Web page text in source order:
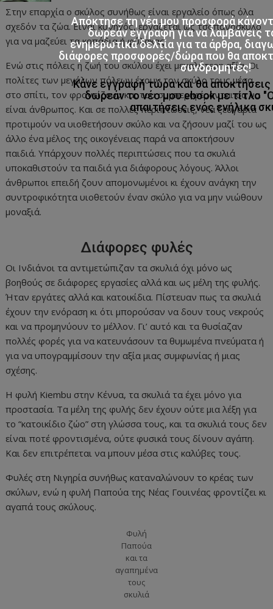
Στην επαρχία ο σκύλος συνήθως είναι εργαλείο όπως όλα
σχεδόν τα ζώα. Είναι κυνηγός, εργάζεται ως τσοπανόσκυλο
για να μαζεύει τα κοπάδια ή φύλακας.
Ενώ στις πόλεις η ζωή του σκύλου έχει μεγαλύτερη αξία. Οι
πολίτες των μεγάλων πόλεων έχουν τον σκύλο τους μέσα
στο σπίτι, τον φροντίζουν και του συμπεριφέρονται σα να
είναι άνθρωπος. Και σε πολλές περιπτώσεις, νέα ζευγάρια
προτιμούν να υιοθετήσουν σκύλο και να ζήσουν μαζί του ως
άλλο ένα μέλος της οικογένειας παρά να αποκτήσουν
παιδιά. Υπάρχουν πολλές περιπτώσεις που τα σκυλιά
υποκαθιστούν τα παιδιά για διάφορους λόγους. Άλλοι
άνθρωποι επειδή ζουν απομονωμένοι κι έχουν ανάγκη την
συντροφικότητα υιοθετούν έναν σκύλο για να μην νιώθουν
μοναξιά.
Διάφορες φυλές
Οι Ινδιάνοι τα αντιμετώπιζαν τα σκυλιά όχι μόνο ως
βοηθούς σε διάφορες εργασίες αλλά και ως μέλη της φυλής.
Ήταν εργάτες αλλά και κατοικίδια. Πίστευαν πως τα σκυλιά
έχουν την ενόραση κι ότι μπορούσαν να δουν τους νεκρούς
και να προμηνύουν το μέλλον. Γι’ αυτό και τα θυσίαζαν
πολλές φορές για να κατευνάσουν τα θυμωμένα πνεύματα ή
για να υπογραμμίσουν την αξία μιας συμφωνίας ή μιας
σχέσης.
Η φυλή Kiembu στην Κένυα, τα σκυλιά τα έχει μόνο για
προστασία. Τα μέλη της φυλής δεν έχουν ούτε μια λέξη για
το “κατοικίδιο ζώο” στη γλώσσα τους, και τα σκυλιά τους δεν
είναι ποτέ φροντισμένα, ούτε φυσικά τους δίνουν αγάπη.
Και δεν επιτρέπεται να μπουν μέσα στις καλύβες τους.
Φυλές στη Νιγηρία συνήθως καταναλώνουν το κρέας των
σκύλων, ενώ η φυλή Παπούα της Νέας Γουινέας φροντίζει κι
αγαπά τους σκύλους.
Φυλή
Παπούα
και τα
αγαπημένα
τους
σκυλιά
Απόκτησε τη νέα μου προσφορά
δωρεάν εγγραφή για να λαμβάνεις
ενημερωτικά δελτία για τα άρθρα,
διάφορες προσφορές/δώρα που θα
συνδρομητές!
Κάνε εγγραφή τώρα και θα
δωρεάν το νέο μου ebook με τίτλο
απαιτήσεις ενός ενήλικα